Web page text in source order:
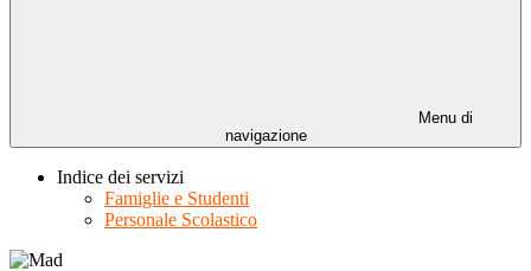
Menu di
navigazione
Indice dei servizi
Famiglie e Studenti
Personale Scolastico